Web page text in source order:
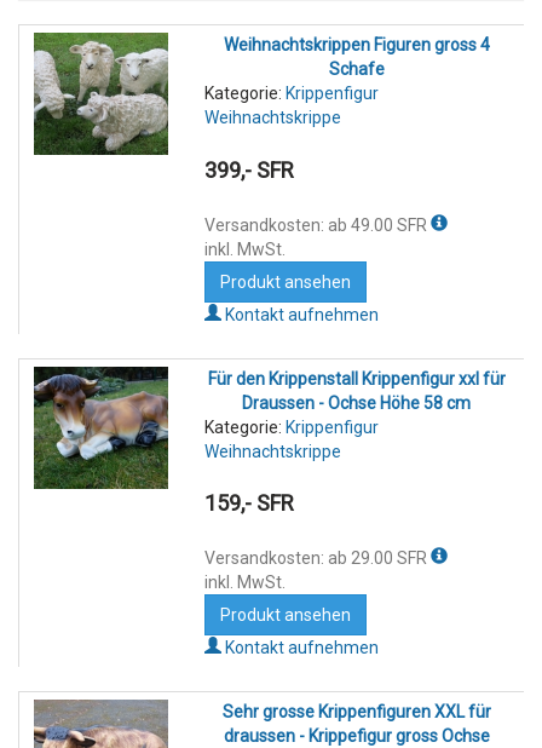
Weihnachtskrippen Figuren gross 4
Schafe
Kategorie: Krippenfigur
Weihnachtskrippe
399,- SFR
Versandkosten: ab 49.00 SFR
inkl. MwSt.
Produkt ansehen
Kontakt aufnehmen
Für den Krippenstall Krippenfigur xxl für
Draussen - Ochse Höhe 58 cm
Kategorie: Krippenfigur
Weihnachtskrippe
159,- SFR
Versandkosten: ab 29.00 SFR
inkl. MwSt.
Produkt ansehen
Kontakt aufnehmen
Sehr grosse Krippenfiguren XXL für
draussen - Krippefigur gross Ochse